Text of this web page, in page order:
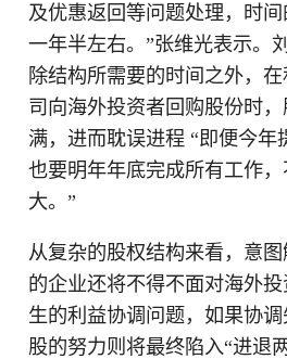
及优惠返回等问题处理，时间
一年半左右。”张维光表示。
除结构所需要的时间之外，
司向海外投资者回购股份时
满，进而耽误进程 “即便今年
也要明年年底完成所有工作
大。”
从复杂的股权结构来看，意
的企业还将不得不面对海外
生的利益协调问题，如果协
股的努力则将最终陷入“进退